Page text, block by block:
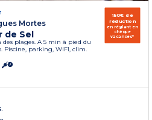
Mortes
de Sel
plages. A 5 min à pied du
parking, WIFI, clim.
150€ de
réduction
en réglant en
chèque
vacances*